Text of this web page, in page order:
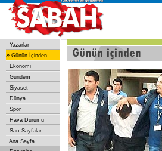
Yazarlar
» Günün İçinden
Ekonomi
Gündem
Siyaset
Dünya
Spor
Hava Durumu
Sarı Sayfalar
Ana Sayfa